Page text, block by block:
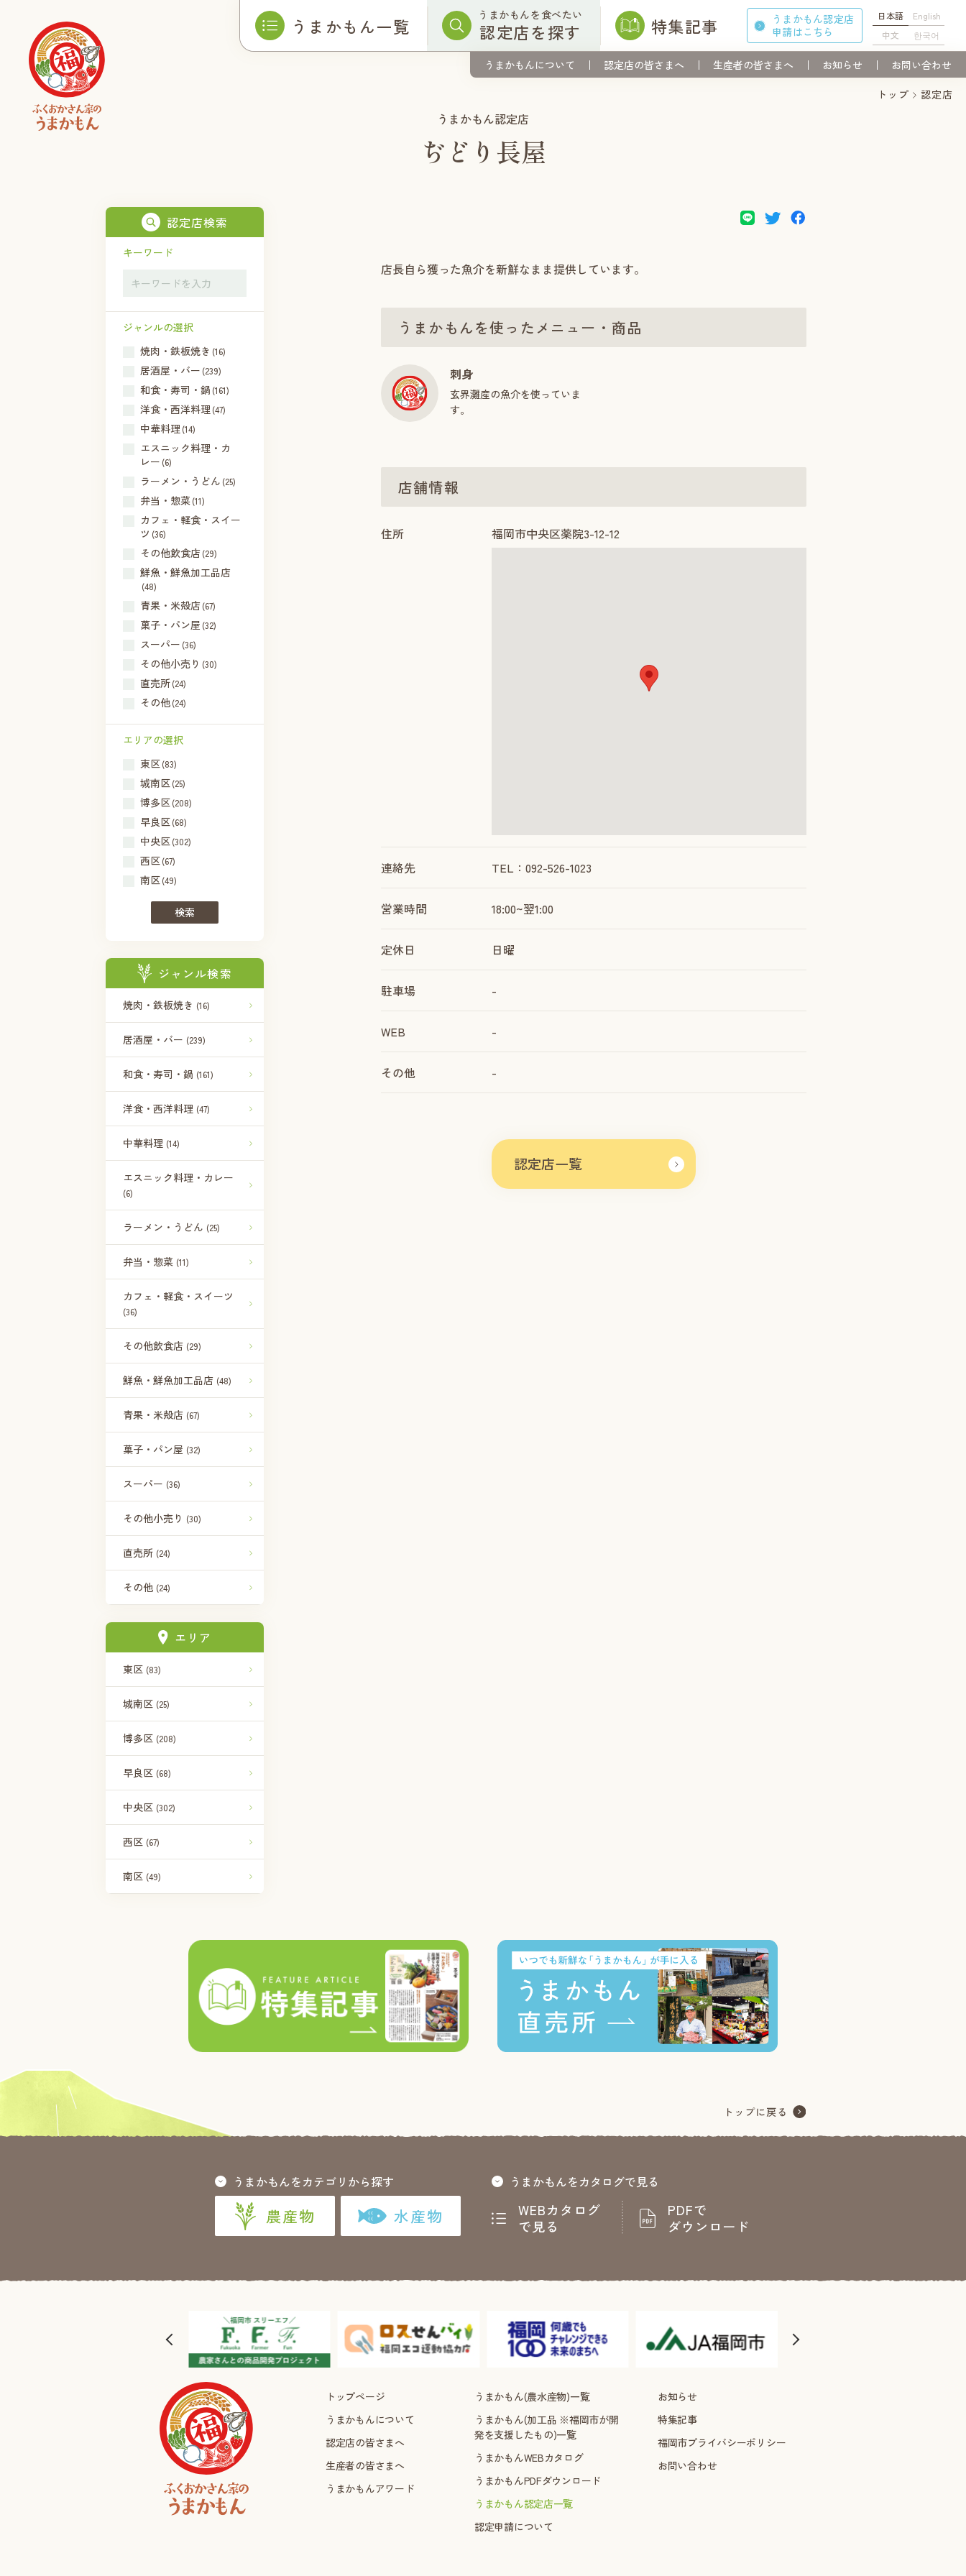
うまかもん一覧 うまかもんを食べたい
認定店を探す 特集記事
うまかもん認定店
申請はこちら
日本語
English
中文
한국어
うまかもんについて 認定店の皆さまへ 生産者の皆さまへ お知らせ お問い合わせ
トップ 認定店
うまかもん認定店
ぢどり長屋
認定店検索
キーワード
ジャンルの選択
焼肉・鉄板焼き (16)
居酒屋・バー (239)
和食・寿司・鍋 (161)
洋食・西洋料理 (47)
中華料理 (14)
エスニック料理・カ
レー (6)
ラーメン・うどん (25)
弁当・惣菜(11)
カフェ・軽食・スイー
ツ (36)
その他飲食店(29)
鮮魚・鮮魚加工品店
(48)
青果・米殻店(67)
菓子・パン屋 (32)
スーパー (36)
その他小売り (30)
直売所(24)
その他(24)
エリアの選択
東区(83)
城南区(25)
博多区(208)
早良区(68)
中央区(302)
西区(67)
南区(49)
検索
ジャンル検索
焼肉・鉄板焼き (16)
居酒屋・バー (239)
和食・寿司・鍋 (161)
洋食・西洋料理 (47)
中華料理 (14)
エスニック料理・カレー
(6)
ラーメン・うどん (25)
弁当・惣菜 (11)
カフェ・軽食・スイーツ
(36)
その他飲食店 (29)
鮮魚・鮮魚加工品店 (48)
青果・米殻店 (67)
菓子・パン屋 (32)
スーパー (36)
その他小売り (30)
直売所 (24)
その他 (24)
エリア
東区 (83)
城南区 (25)
博多区 (208)
早良区 (68)
中央区 (302)
西区 (67)
南区 (49)
店長自ら獲った魚介を新鮮なまま提供しています。
うまかもんを使ったメニュー・商品
刺身
玄界灘産の魚介を使っていま
す。
店舗情報
住所 福岡市中央区薬院3-12-12
連絡先 TEL：092-526-1023
営業時間 18:00~翌1:00
定休日 日曜
駐車場 -
WEB -
その他 -
認定店一覧
うまかもんをカテゴリから探す
農産物 水産物
うまかもんをカタログで見る
WEBカタログ
で見る
PDFで
ダウンロード
トップページ
うまかもんについて
認定店の皆さまへ
生産者の皆さまへ
うまかもんアワード
うまかもん(農水産物)一覧
うまかもん(加工品 ※福岡市が開
発を支援したもの)一覧
うまかもんWEBカタログ
うまかもんPDFダウンロード
うまかもん認定店一覧
認定申請について
お知らせ
特集記事
福岡市プライバシーポリシー
お問い合わせ